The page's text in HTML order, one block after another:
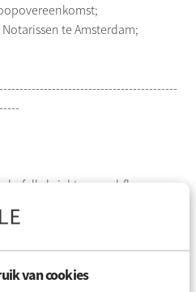
van cookies
te Amsterdam;
bright ground-floor
south-facing garden of
has a practical layout
room of 6.5 m² on the